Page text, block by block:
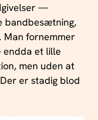
—
bandbesætning,
fornemmer
endda et lille
men uden at
er stadig blod